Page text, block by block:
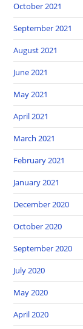
October 2021
September 2021
August 2021
June 2021
May 2021
April 2021
March 2021
February 2021
January 2021
December 2020
October 2020
September 2020
July 2020
May 2020
April 2020